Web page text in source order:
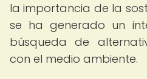
la importancia de la
se ha generado un
búsqueda de
con el medio ambiente.